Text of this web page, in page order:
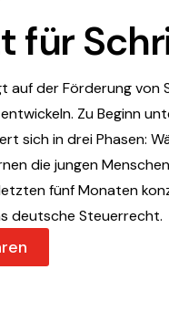
für
auf der Förderung von
Zu Beginn
sich in drei Phasen:
die jungen
fünf Monaten
deutsche Steuerrecht.